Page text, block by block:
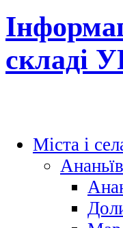
складі
Міста і